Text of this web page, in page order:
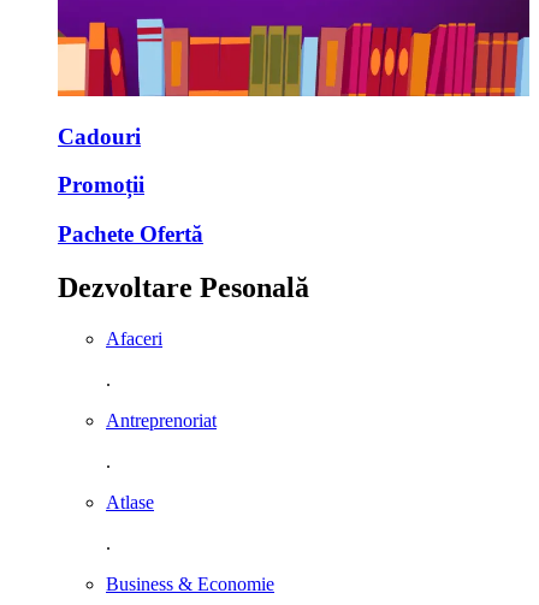
Cadouri
Promoții
Pachete Ofertă
Dezvoltare Pesonală
Afaceri
.
Antreprenoriat
.
Atlase
.
Business & Economie